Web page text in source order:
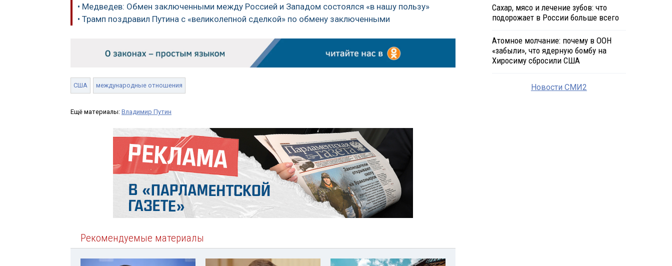
• Медведев: Обмен заключенными между Россией и Западом состоялся «в нашу пользу»
• Трамп поздравил Путина с «великолепной сделкой» по обмену заключенными
США международные отношения
Ещё материалы: Владимир Путин
Рекомендуемые материалы
Сахар, мясо и лечение зубов: что
подорожает в России больше всего
Атомное молчание: почему в ООН
«забыли», что ядерную бомбу на
Хиросиму сбросили США
Новости СМИ2